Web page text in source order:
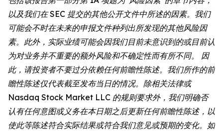
以及我们在 SEC 提交的其他公开文件中所述的因素。我们
可能会不时在未来的申报文件种列出所发现的其他风险因
素。此外，实际业绩可能会因我们目前未意识到的或目前认
为对业务并不重要的额外风险和不确定性而有所不同。 因
此，请投资者不要过分依赖任何前瞻性陈述。我们所作的前
瞻性陈述仅代表截至发布当日的情况。除相关法律或
Nasdaq Stock Market LLC 的规则要求外，我们明确否
认有任何意图或义务在本日期之后更新任何前瞻性陈述，以
使此等陈述符合实际结果或符合我们意见或预期的变化。如